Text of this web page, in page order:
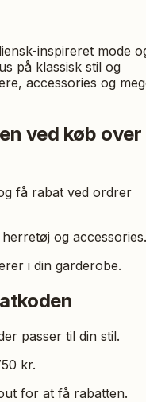
inspireret mode
på klassisk stil og
accessories og
ved køb over
få rabat ved ordrer
og accessories.
i din garderobe.
passer til din stil.
kr.
for at få rabatten.